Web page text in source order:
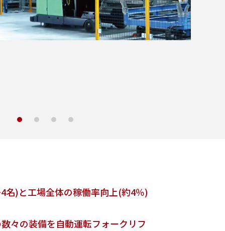
名)と工場全体の稼働率向上(約4％)
々の装備を自動運転フォークリフ